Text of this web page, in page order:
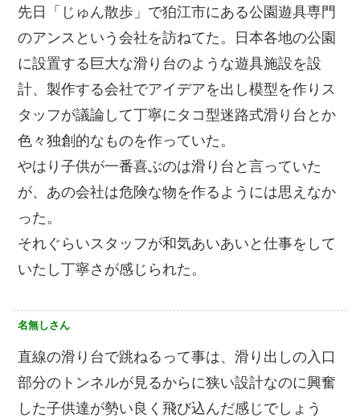
先日「じゅん散歩」で狛江市にある公園遊具専門
のアンスという会社を訪ねてた。日本各地の公園
に設置する巨大な滑り台のような遊具施設を設
計、製作する会社でアイデアを出し模型を作りス
タッフが議論して丁寧にタコ型迷路式滑り台とか
色々独創的なものを作っていた。
やはり子供が一番喜ぶのは滑り台と言っていた
が、あの会社は危険な物を作るようには思えなか
った。
それぐらいスタッフが和気あいあいと仕事をして
いたし丁寧さが感じられた。
名無しさん
直線の滑り台で跳ねるって事は、滑り出しの入口
部分のトンネルが見るからに狭い設計なのに興奮
した子供達が勢い良く飛び込んだ感じでしょう